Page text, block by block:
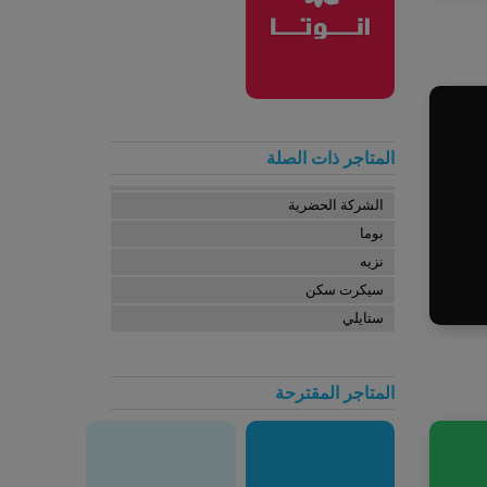
المتاجر ذات الصلة
الشركة الحضرية
بوما
نزيه
سيكرت سكن
ستايلي
المتاجر المقترحة